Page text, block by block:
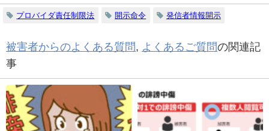
プロバイダ責任制限法 開示命令 発信者情報開示
被害者からのよくある質問, よくあるご質問の関連記
事